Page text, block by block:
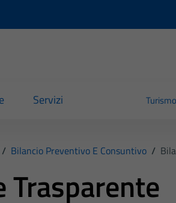
Servizi Turismo
/ Bilancio Preventivo E Consuntivo /